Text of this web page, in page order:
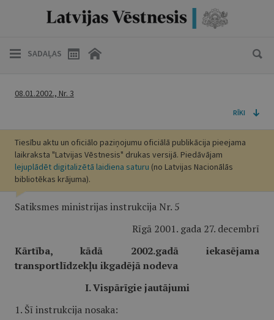
SADAĻAS
08.01.2002., Nr. 3
RĪKI
Tiesību aktu un oficiālo paziņojumu oficiālā publikācija pieejama
laikraksta "Latvijas Vēstnesis" drukas versijā. Piedāvājam
lejuplādēt digitalizētā laidiena saturu (no Latvijas Nacionālās
bibliotēkas krājuma).
Satiksmes ministrijas instrukcija Nr. 5
Rīgā 2001. gada 27. decembrī
Kārtība, kādā 2002.gadā iekasējama
transportlīdzekļu ikgadējā nodeva
I. Vispārīgie jautājumi
1. Šī instrukcija nosaka: